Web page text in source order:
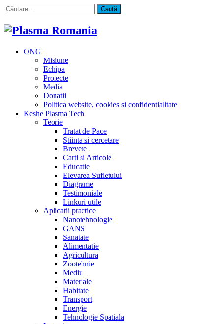
Caută
după:
ONG
Misiune
Echipa
Proiecte
Media
Donatii
Politica website, cookies si confidentialitate
Keshe Plasma Tech
Teorie
Tratat de Pace
Stiinta si cercetare
Brevete
Carti si Articole
Educatie
Elevarea Sufletului
Diagrame
Testimoniale
Linkuri utile
Aplicatii practice
Nanotehnologie
GANS
Sanatate
Alimentatie
Agricultura
Zootehnie
Mediu
Materiale
Habitate
Transport
Energie
Tehnologie Spatiala